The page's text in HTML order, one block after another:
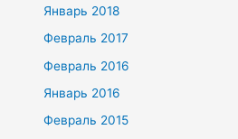
Январь 2018
Февраль 2017
Февраль 2016
Январь 2016
Февраль 2015